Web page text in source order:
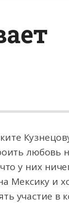
любовь
у них
Мексику и
участие в